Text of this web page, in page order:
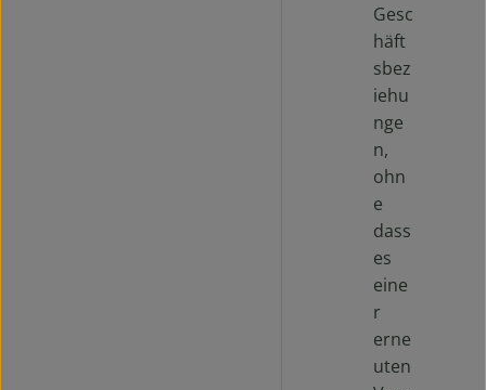
Gesc
häft
sbez
iehu
nge
n,
ohn
e
dass
es
eine
r
erne
uten